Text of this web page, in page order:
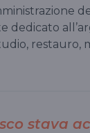
dedicato
restauro,
stava